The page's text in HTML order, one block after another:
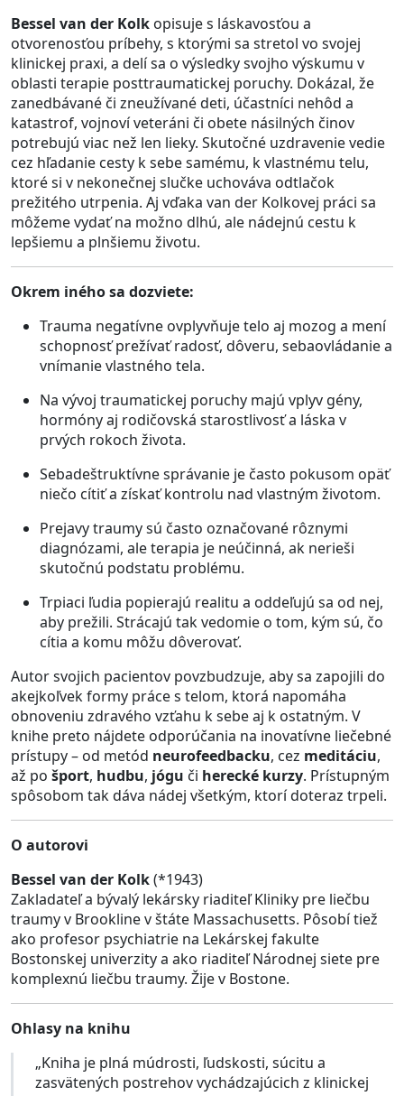
Bessel van der Kolk opisuje s láskavosťou a
otvorenosťou príbehy, s ktorými sa stretol vo svojej
klinickej praxi, a delí sa o výsledky svojho výskumu v
oblasti terapie posttraumatickej poruchy. Dokázal, že
zanedbávané či zneužívané deti, účastníci nehôd a
katastrof, vojnoví veteráni či obete násilných činov
potrebujú viac než len lieky. Skutočné uzdravenie vedie
cez hľadanie cesty k sebe samému, k vlastnému telu,
ktoré si v nekonečnej slučke uchováva odtlačok
prežitého utrpenia. Aj vďaka van der Kolkovej práci sa
môžeme vydať na možno dlhú, ale nádejnú cestu k
lepšiemu a plnšiemu životu.
Okrem iného sa dozviete:
Trauma negatívne ovplyvňuje telo aj mozog a mení
schopnosť prežívať radosť, dôveru, sebaovládanie a
vnímanie vlastného tela.
Na vývoj traumatickej poruchy majú vplyv gény,
hormóny aj rodičovská starostlivosť a láska v
prvých rokoch života.
Sebadeštruktívne správanie je často pokusom opäť
niečo cítiť a získať kontrolu nad vlastným životom.
Prejavy traumy sú často označované rôznymi
diagnózami, ale terapia je neúčinná, ak nerieši
skutočnú podstatu problému.
Trpiaci ľudia popierajú realitu a oddeľujú sa od nej,
aby prežili. Strácajú tak vedomie o tom, kým sú, čo
cítia a komu môžu dôverovať.
Autor svojich pacientov povzbudzuje, aby sa zapojili do
akejkoľvek formy práce s telom, ktorá napomáha
obnoveniu zdravého vzťahu k sebe aj k ostatným. V
knihe preto nájdete odporúčania na inovatívne liečebné
prístupy – od metód neurofeedbacku, cez meditáciu,
až po šport, hudbu, jógu či herecké kurzy. Prístupným
spôsobom tak dáva nádej všetkým, ktorí doteraz trpeli.
O autorovi
Bessel van der Kolk(*1943)
Zakladateľ a bývalý lekársky riaditeľ Kliniky pre liečbu
traumy v Brookline v štáte Massachusetts. Pôsobí tiež
ako profesor psychiatrie na Lekárskej fakulte
Bostonskej univerzity a ako riaditeľ Národnej siete pre
komplexnú liečbu traumy. Žije v Bostone.
Ohlasy na knihu
„Kniha je plná múdrosti, ľudskosti, súcitu a
zasvätených postrehov vychádzajúcich z klinickej